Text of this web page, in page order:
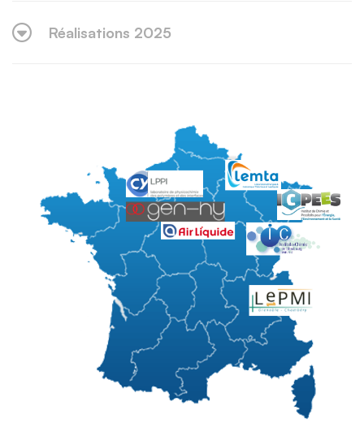
Réalisations 2025